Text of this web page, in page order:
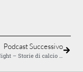
Podcast Successivo